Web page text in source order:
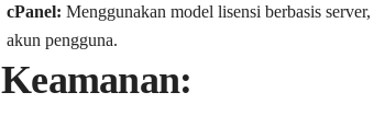
cPanel: Menggunakan model lisensi berbasis
akun pengguna.
Keamanan: